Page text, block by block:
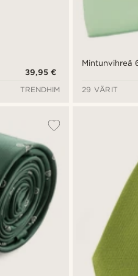
39,95 €
TRENDHIM
Mintunvihreä
29 VÄRIT